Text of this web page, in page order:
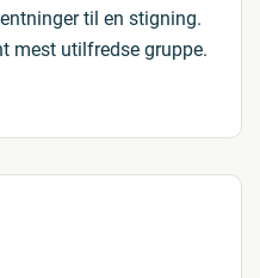
til en stigning.
mest utilfredse gruppe.